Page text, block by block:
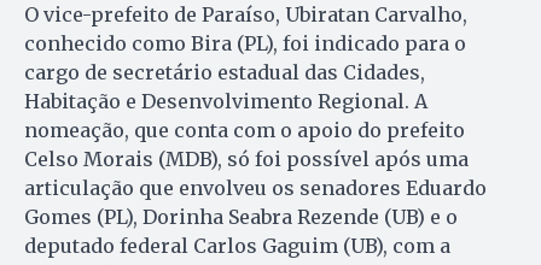
O vice-prefeito de Paraíso, Ubiratan Carvalho,
conhecido como Bira (PL), foi indicado para o
cargo de secretário estadual das Cidades,
Habitação e Desenvolvimento Regional. A
nomeação, que conta com o apoio do prefeito
Celso Morais (MDB), só foi possível após uma
articulação que envolveu os senadores Eduardo
Gomes (PL), Dorinha Seabra Rezende (UB) e o
deputado federal Carlos Gaguim (UB), com a